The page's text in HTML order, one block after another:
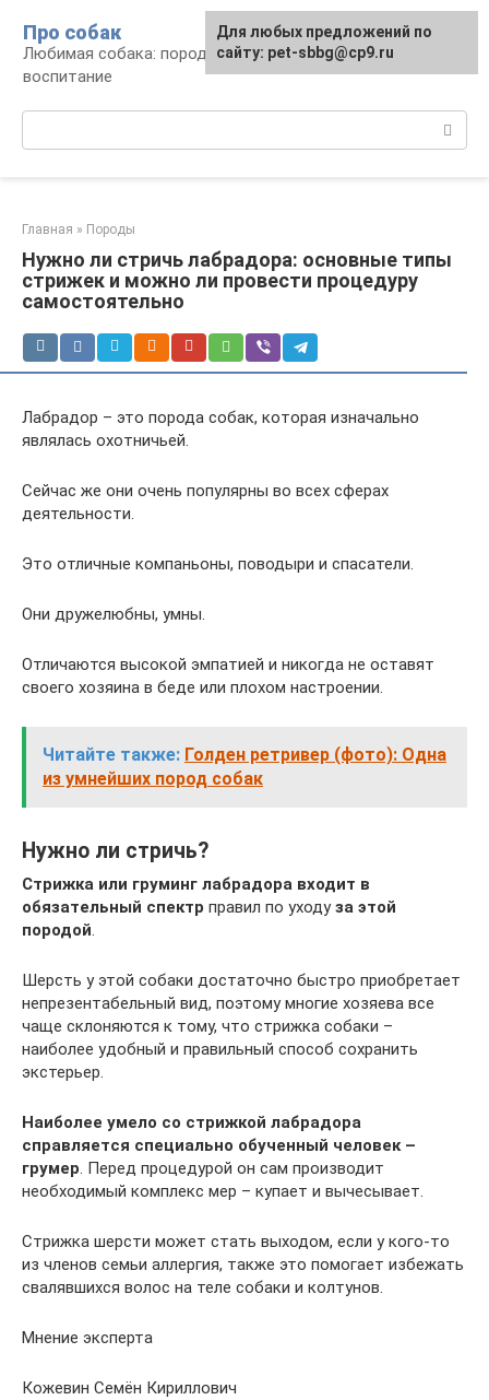
контенту
Про собак
Любимая собака: породы, содержание,
воспитание
Главная » Породы
Нужно ли стричь лабрадора: основные типы
стрижек и можно ли провести процедуру
самостоятельно
Лабрадор – это порода собак, которая изначально
являлась охотничьей.
Сейчас же они очень популярны во всех сферах
деятельности.
Это отличные компаньоны, поводыри и спасатели.
Они дружелюбны, умны.
Отличаются высокой эмпатией и никогда не оставят
своего хозяина в беде или плохом настроении.
Читайте также: Голден ретривер (фото): Одна
из умнейших пород собак
Нужно ли стричь?
Стрижка или груминг лабрадора входит в
обязательный спектр правил по уходуза этой
породой.
Шерсть у этой собаки достаточно быстро приобретает
непрезентабельный вид, поэтому многие хозяева все
чаще склоняются к тому, что стрижка собаки –
наиболее удобный и правильный способ сохранить
экстерьер.
Наиболее умело со стрижкой лабрадора
справляется специально обученный человек –
грумер. Перед процедурой он сам производит
необходимый комплекс мер – купает и вычесывает.
Стрижка шерсти может стать выходом, если у кого-то
из членов семьи аллергия, также это помогает избежать
свалявшихся волос на теле собаки и колтунов.
Мнение эксперта
Кожевин Семён Кириллович
Для любых предложений по
сайту: pet-sbbg@cp9.ru